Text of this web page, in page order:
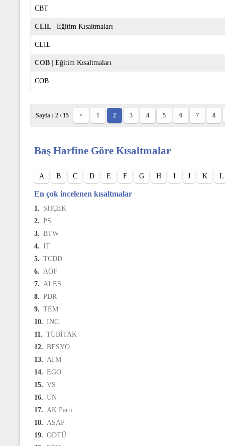
CBT
CLIL Eğitim Kısaltmaları
CLIL
COB Eğitim Kısaltmaları
COB
Sayfa : 2 / 15 < 1 2 3 4 5 6 7 8
Baş Harfine Göre Kısaltmalar
A B C D E F G H I J K L
En çok incelenen kısaltmalar
1. SHÇEK
2. PS
3. BTW
4. IT
5. TCDD
6. AÖF
7. ALES
8. PDR
9. TEM
10. INC
11. TÜBİTAK
12. BESYO
13. ATM
14. EGO
15. VS
16. UN
17. AK Parti
18. ASAP
19. ODTÜ